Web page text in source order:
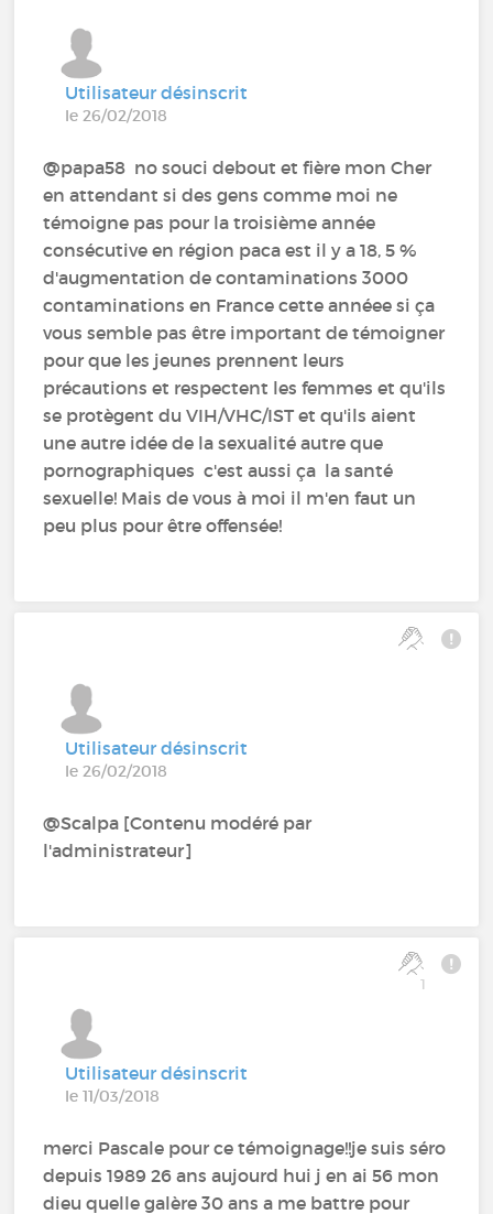
Utilisateur désinscrit
le 26/02/2018
@papa58 no souci debout et fière mon Cher
en attendant si des gens comme moi ne
témoigne pas pour la troisième année
consécutive en région paca est il y a 18, 5 %
d'augmentation de contaminations 3000
contaminations en France cette annéee si ça
vous semble pas être important de témoigner
pour que les jeunes prennent leurs
précautions et respectent les femmes et qu'ils
se protègent du VIH/VHC/IST et qu'ils aient
une autre idée de la sexualité autre que
pornographiques c'est aussi ça la santé
sexuelle! Mais de vous à moi il m'en faut un
peu plus pour être offensée!
Utilisateur désinscrit
le 26/02/2018
@Scalpa [Contenu modéré par
l'administrateur]
1
Utilisateur désinscrit
le 11/03/2018
merci Pascale pour ce témoignage!!je suis séro
depuis 1989 26 ans aujourd hui j en ai 56 mon
dieu quelle galère 30 ans a me battre pour